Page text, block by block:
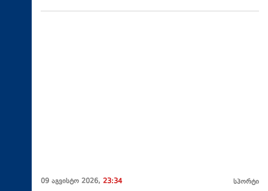
09 აგვისტო 2026, 23:34 სპორტი